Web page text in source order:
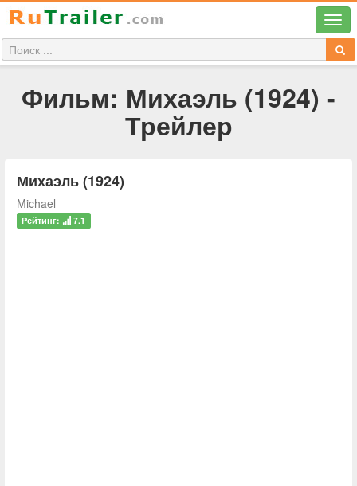
Фильм: Михаэль (1924) -
Трейлер
Михаэль (1924)
Michael
Рейтинг: 7.1